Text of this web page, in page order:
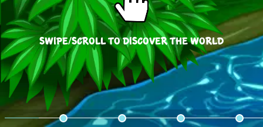
Swipe/Scroll to discover the world